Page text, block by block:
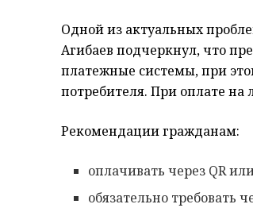
Одной из актуальных
Агибаев подчеркнул, что
платежные системы, при
потребителя. При оплате на
Рекомендации гражданам:
оплачивать через QR
обязательно требовать